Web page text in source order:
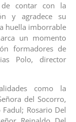
contar con la
y agradece su
huella imborrable
un momento
formadores de
Polo, director
como la
del Socorro,
Rosario Del